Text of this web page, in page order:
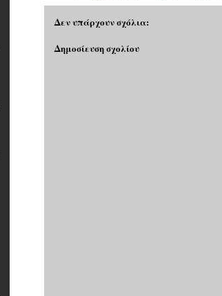
Δεν υπάρχουν σχόλια:
Δημοσίευση σχολίου